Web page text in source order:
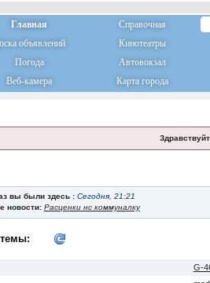
Главная
Справочная
объявлений
Кинотеатры
Погода
Автовокзал
Веб-камера
Карта города
вы были здесь : Сегодня, 21:21
новости: Расценки нс коммуналку
G-